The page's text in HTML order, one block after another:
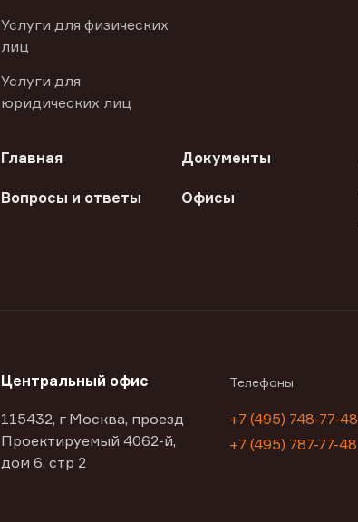
Услуги для физических
лиц
Услуги для
юридических лиц
Главная Документы
Вопросы и ответы Офисы
Центральный офис
115432, г Москва, проезд
Проектируемый 4062-й,
дом 6, стр 2
Телефоны
+7 (495) 748-77-48
+7 (495) 787-77-48